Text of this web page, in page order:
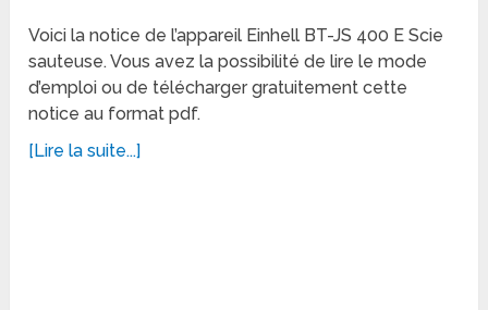
Voici la notice de l’appareil Einhell BT-JS 400 E Scie
sauteuse. Vous avez la possibilité de lire le mode
d’emploi ou de télécharger gratuitement cette
notice au format pdf.
[Lire la suite...]